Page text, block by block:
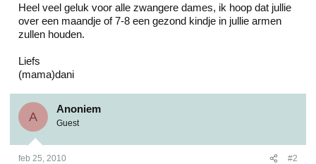
Heel veel geluk voor alle zwangere dames, ik hoop dat jullie
over een maandje of 7-8 een gezond kindje in jullie armen
zullen houden.
Liefs
(mama)dani
A
Anoniem
Guest
feb 25, 2010 #2